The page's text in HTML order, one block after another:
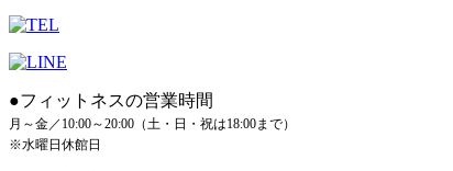
●フィットネスの営業時間
月～金／10:00～20:00（土・日・祝は18:00まで）
※水曜日休館日